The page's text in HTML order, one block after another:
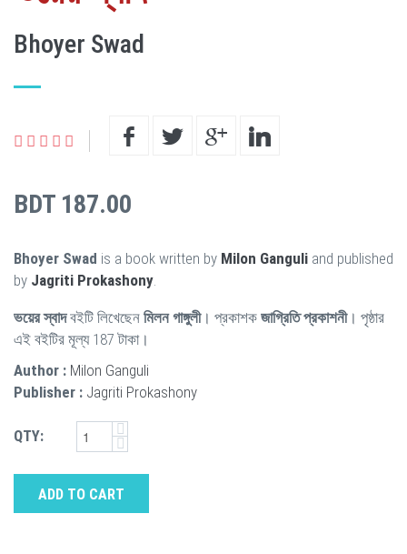
Bhoyer Swad
BDT 187.00
Bhoyer Swad is a book written by Milon Ganguli and published
by Jagriti Prokashony
ভয়ের স্বাদবইটি লিখেছেন মিলন গাঙ্গুলী। প্রকাশক জাগ্রিতি প্রকাশনী। পৃষ্ঠার
এই বইটির মূল্য 187 টাকা।
Author : Milon Ganguli
Publisher : Jagriti Prokashony
QTY:
ADD TO CART